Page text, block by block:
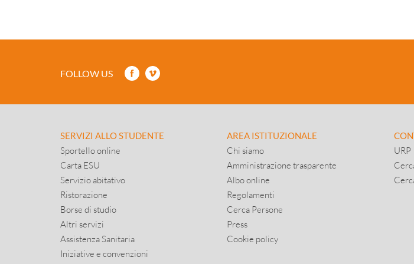
FOLLOW US
SERVIZI ALLO STUDENTE
Sportello online
Carta ESU
Servizio abitativo
Ristorazione
Borse di studio
Altri servizi
Assistenza Sanitaria
Iniziative e convenzioni
AREA ISTITUZIONALE
Chi siamo
Amministrazione trasparente
Albo online
Regolamenti
Cerca Persone
Press
Cookie policy
URP